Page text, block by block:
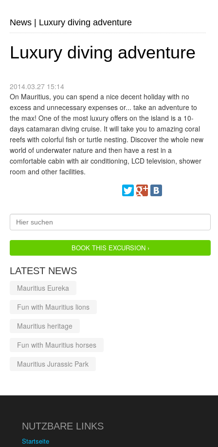
News Luxury diving adventure
Luxury diving adventure
2014.03.27 15:14
On Mauritius, you can spend a nice decent holiday with no
excess and unnecessary expenses or... take an adventure to
the max! One of the most luxury offers on the island is a 10-
days catamaran diving cruise. It will take you to amazing coral
reefs with colorful fish or turtle nesting. Discover the whole new
world of underwater nature and then have a rest in a
comfortable cabin with air conditioning, LCD television, shower
room and other facilities.
BOOK THIS EXCURSION ›
LATEST NEWS
Mauritius Eureka
Fun with Mauritius lions
Mauritius heritage
Fun with Mauritius horses
Mauritius Jurassic Park
NUTZBARE LINKS
Startseite